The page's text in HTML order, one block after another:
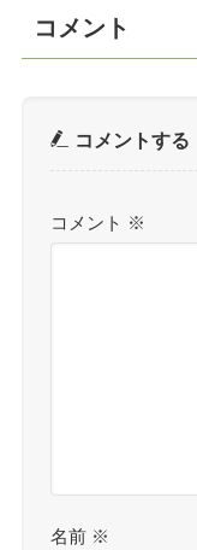
コメント
コメントする
コメント ※
名前 ※